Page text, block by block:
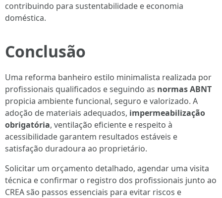
contribuindo para sustentabilidade e economia
doméstica.
Conclusão
Uma reforma banheiro estilo minimalista realizada por
profissionais qualificados e seguindo as normas ABNT
propicia ambiente funcional, seguro e valorizado. A
adoção de materiais adequados, impermeabilização
obrigatória, ventilação eficiente e respeito à
acessibilidade garantem resultados estáveis e
satisfação duradoura ao proprietário.
Solicitar um orçamento detalhado, agendar uma visita
técnica e confirmar o registro dos profissionais junto ao
CREA são passos essenciais para evitar riscos e